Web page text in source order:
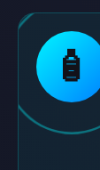
🧴